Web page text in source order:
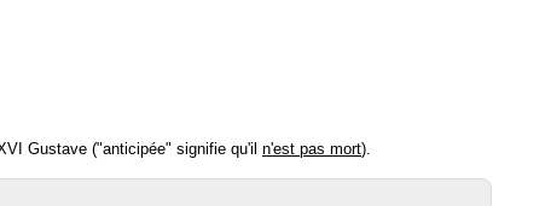
Gustave ("anticipée" signifie qu'il n'est pas mort).